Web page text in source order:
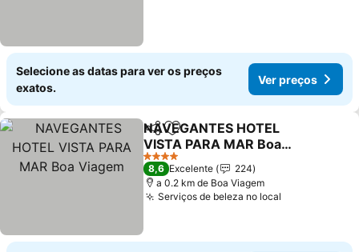
Selecione as datas para ver os preços
exatos.
Ver preços
PartilharAdicionar aos favoritos
NAVEGANTES HOTEL
VISTA PARA MAR Boa
Viagem
Ver preços
4 Estrelas
8,6 Excelente
224
a 0.2 km de Boa Viagem
Serviços de beleza no local